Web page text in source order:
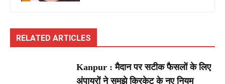
RELATED ARTICLES
Kanpur : मैदान पर सटीक फैसलों के लिए
अंपायरों ने समझे क्रिकेट के नए नियम